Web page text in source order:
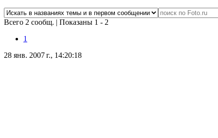
Всего 2 сообщ. | Показаны 1 - 2
1
28 янв. 2007 г., 14:20:18